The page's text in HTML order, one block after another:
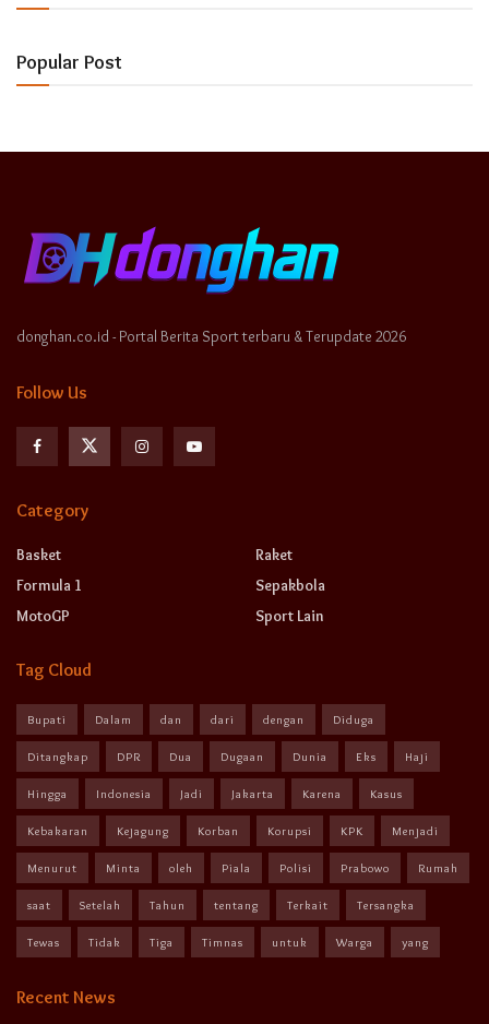
Popular Post
donghan.co.id - Portal Berita Sport terbaru & Terupdate 2026
Follow Us
Category
Basket
Formula 1
MotoGP
Raket
Sepakbola
Sport Lain
Tag Cloud
Bupati Dalam dan dari dengan Diduga
Ditangkap DPR Dua Dugaan Dunia Eks Haji
Hingga Indonesia Jadi Jakarta Karena Kasus
Kebakaran Kejagung Korban Korupsi KPK Menjadi
Menurut Minta oleh Piala Polisi Prabowo Rumah
saat Setelah Tahun tentang Terkait Tersangka
Tewas Tidak Tiga Timnas untuk Warga yang
Recent News